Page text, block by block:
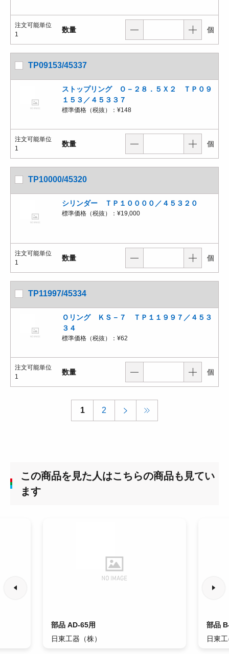
注文可能単位
1
数量 個
TP09153/45337
ストップリング Ｏ－２８．５Ｘ２ ＴＰ０９
１５３／４５３３７
標準価格（税抜）： ¥148
注文可能単位
1
数量 個
TP10000/45320
シリンダー ＴＰ１００００／４５３２０
標準価格（税抜）： ¥19,000
注文可能単位
1
数量 個
TP11997/45334
Ｏリング ＫＳ－７ ＴＰ１１９９７／４５３
３４
標準価格（税抜）： ¥62
注文可能単位
1
数量 個
1 2
この商品を見た人はこちらの商品も見てい
ます
部品 AD-65用
日東工器（株）
部品
日東